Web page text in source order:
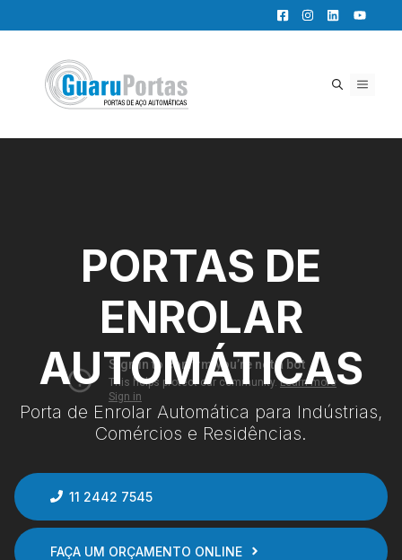
para
conteúdo
MENU
PORTAS DE
ENROLAR
AUTOMÁTICAS
Porta de Enrolar Automática para Indústrias,
Comércios e Residências.
11 2442 7545
FAÇA UM ORÇAMENTO ONLINE